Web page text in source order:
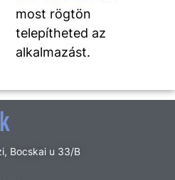
most rögtön
telepítheted az
alkalmazást.
Bocskai u 33/B